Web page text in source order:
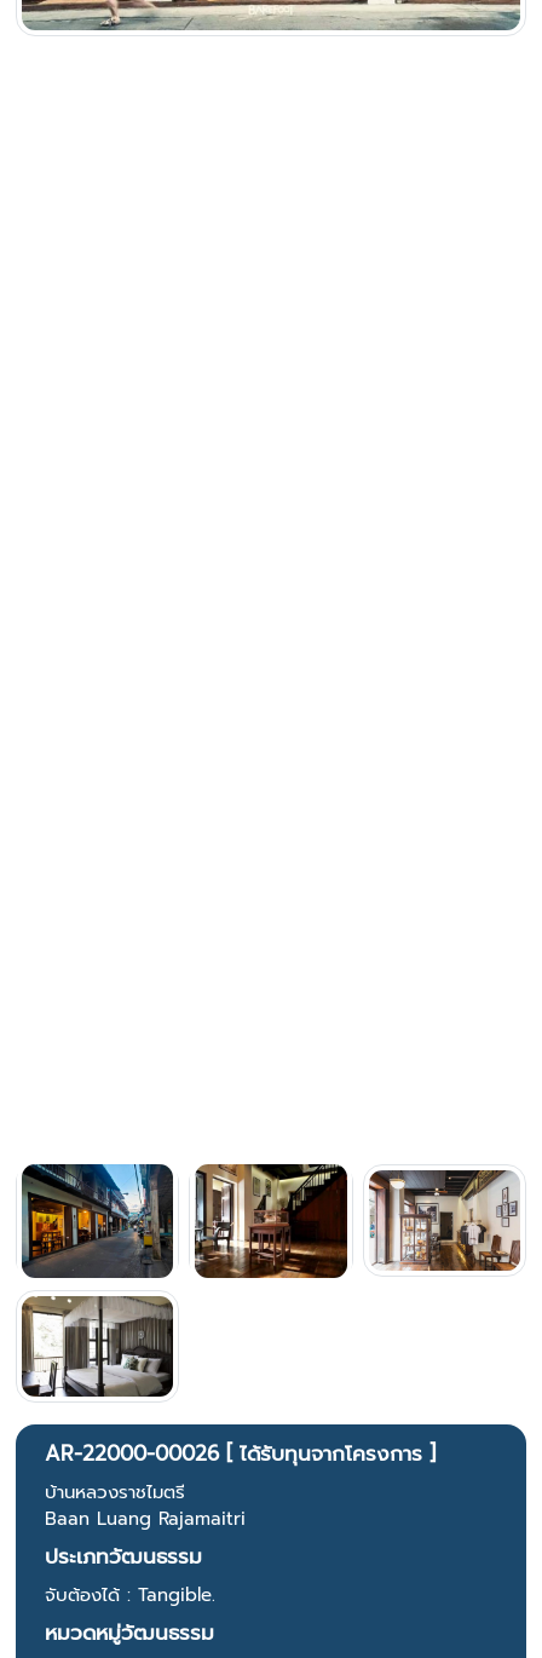
AR-22000-00026 [ ได้รับทุนจากโครงการ ]
บ้านหลวงราชไมตรี
Baan Luang Rajamaitri
ประเภทวัฒนธรรม
จับต้องได้ : Tangible.
หมวดหมู่วัฒนธรรม